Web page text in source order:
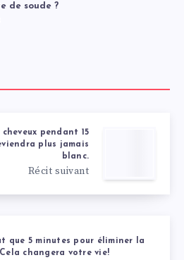
de soude ?
pendant 15
plus jamais
blanc.
Récit suivant
que 5 minutes pour éliminer la
changera votre vie!